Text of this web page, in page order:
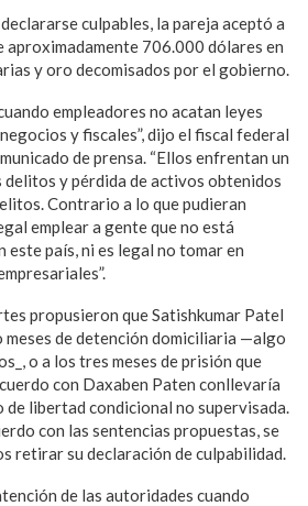
culpables, la pareja aceptó a
aproximadamente 706.000 dólares en
y oro decomisados por el gobierno.
empleadores no acatan leyes
y fiscales”, dijo el fiscal federal
de prensa. “Ellos enfrentan un
delitos y pérdida de activos obtenidos
Contrario a lo que pudieran
emplear a gente que no está
país, ni es legal no tomar en
propusieron que Satishkumar Patel
meses de detención domiciliaria —algo
o a los tres meses de prisión que
con Daxaben Paten conllevaría
de libertad condicional no supervisada.
con las sentencias propuestas, se
retirar su declaración de culpabilidad.
de las autoridades cuando